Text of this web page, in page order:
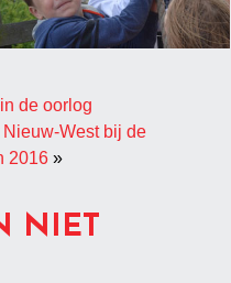
de oorlog
West bij de
2016»
NIET